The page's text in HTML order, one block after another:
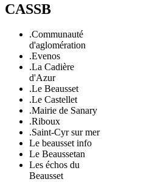
CASSB
.Communauté
d'aglomération
.Evenos
.La Cadière
d'Azur
.Le Beausset
.Le Castellet
.Mairie de Sanary
.Riboux
.Saint-Cyr sur mer
Le beausset info
Le Beaussetan
Les échos du
Beausset